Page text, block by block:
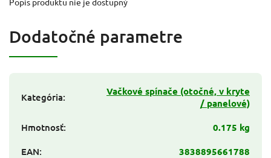
Dodatočné parametre
Kategória:
Vačkové spínače (otočné, v kryte
/ panelové)
Hmotnosť:
0.175 kg
EAN:
3838895661788